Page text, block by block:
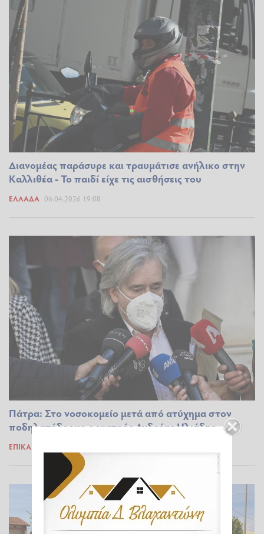
Διανομέας παράσυρε και τραυμάτισε ανήλικο στην
Καλλιθέα - Το παιδί είχε τις αισθήσεις του
ΕΛΛΆΔΑ 06.04.2026 19:08
Πάτρα: Στο νοσοκομείο μετά από ατύχημα στον
ποδηλατόδρομο ο γιατρός Ανδρέας Ηλιάδης
ΕΠΊΚΑΙΡΑ